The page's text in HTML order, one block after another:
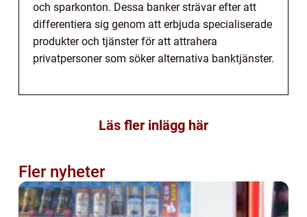
och sparkonton. Dessa banker strävar efter att
differentiera sig genom att erbjuda specialiserade
produkter och tjänster för att attrahera
privatpersoner som söker alternativa banktjänster.
Läs fler inlägg här
Fler nyheter